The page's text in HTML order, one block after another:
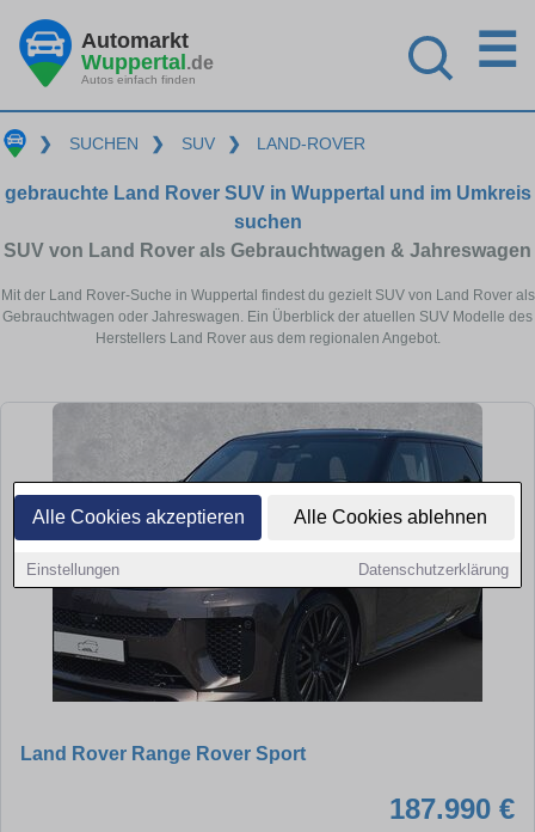
Alle Cookies akzeptieren Alle Cookies ablehnen
Einstellungen Datenschutzerklärung
Automarkt
Wuppertal.de
Autos einfach finden
☰
❯ SUCHEN ❯ SUV ❯ LAND-ROVER
gebrauchte Land Rover SUV in Wuppertal und im Umkreis
suchen
SUV von Land Rover als Gebrauchtwagen & Jahreswagen
Mit der Land Rover-Suche in Wuppertal findest du gezielt SUV von Land Rover als
Gebrauchtwagen oder Jahreswagen. Ein Überblick der atuellen SUV Modelle des
Herstellers Land Rover aus dem regionalen Angebot.
Land Rover Range Rover Sport
187.990 €